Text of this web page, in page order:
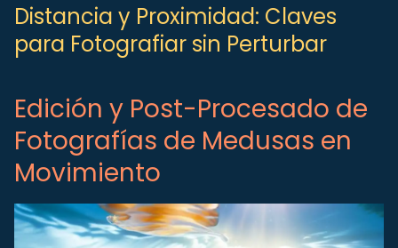
Distancia y Proximidad: Claves
para Fotografiar sin Perturbar
Edición y Post-Procesado de
Fotografías de Medusas en
Movimiento